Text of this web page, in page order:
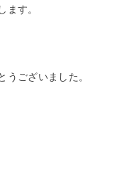
ます。
ございました。